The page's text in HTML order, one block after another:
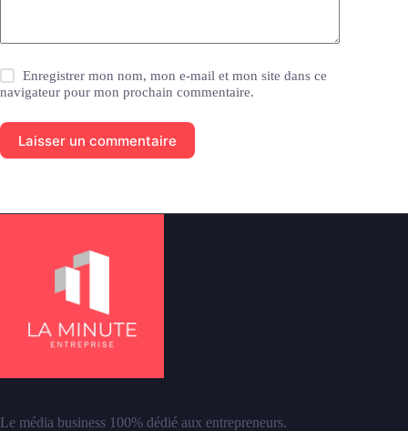
Enregistrer mon nom, mon e-mail et mon site dans ce
navigateur pour mon prochain commentaire.
Laisser un commentaire
Le média business 100% dédié aux entrepreneurs.